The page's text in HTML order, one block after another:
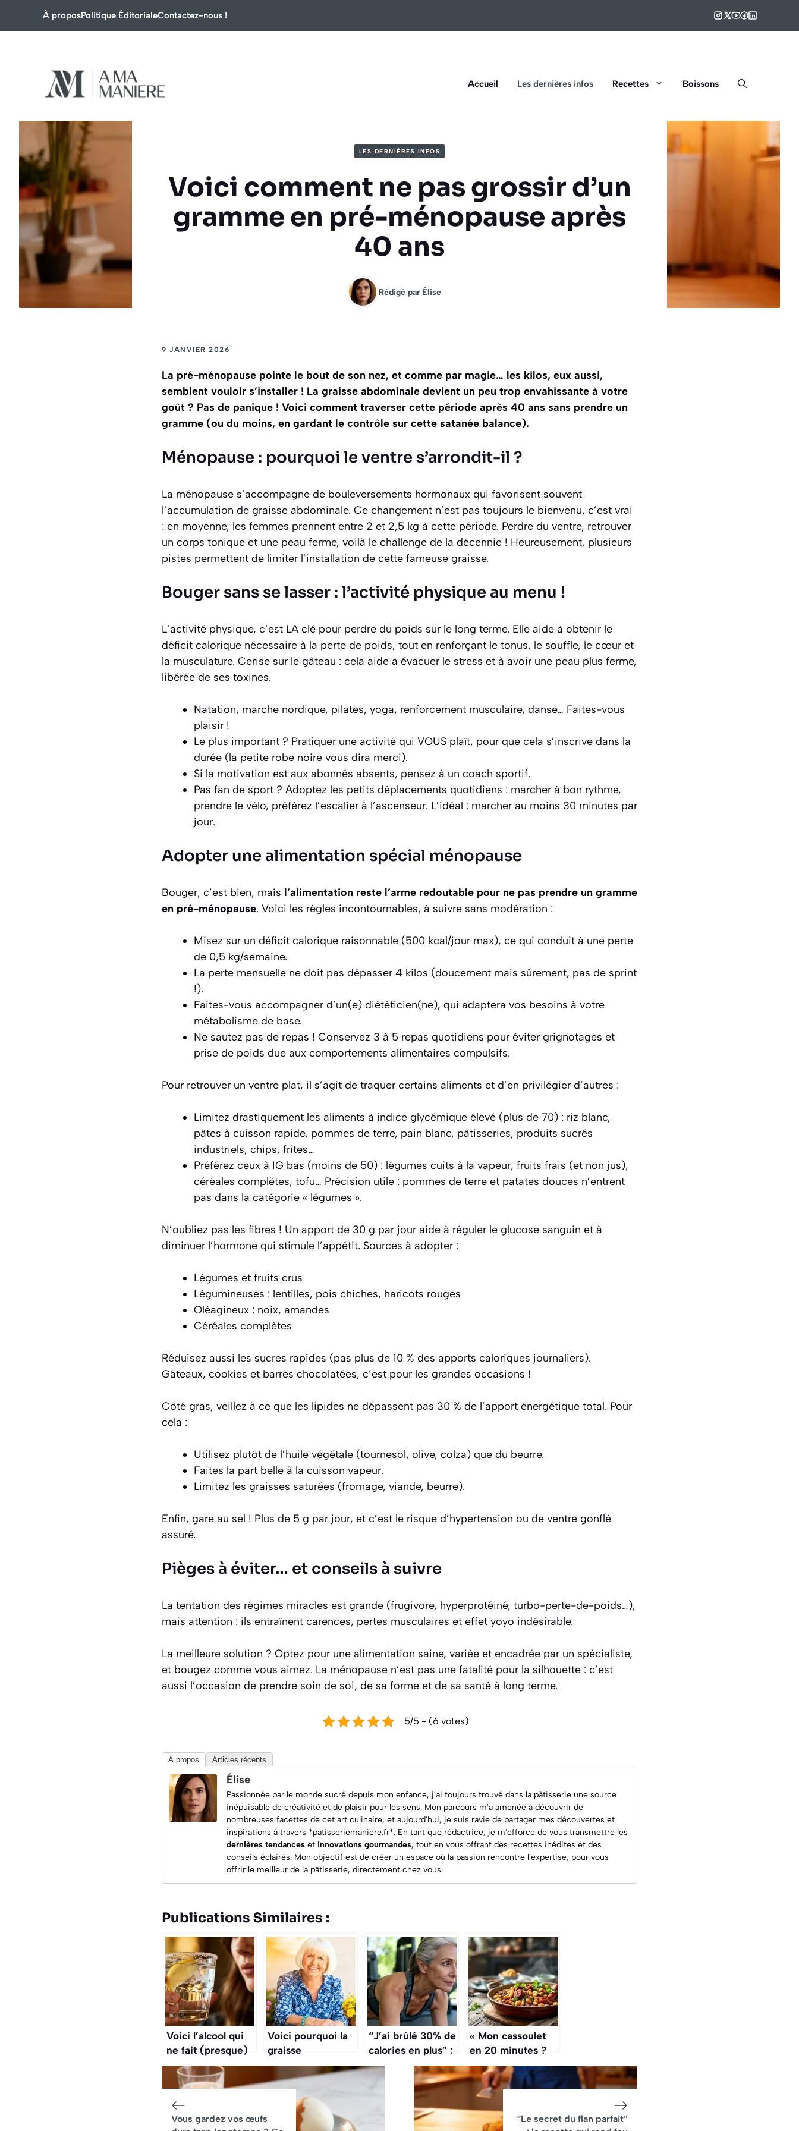
À proposPolitique ÉditorialeContactez-nous !
Accueil Les dernières infos Recettes Boissons
LES DERNIÈRES INFOS
Voici comment ne pas grossir d’un
gramme en pré-ménopause après
40 ans
Rédigé par Élise
9 JANVIER 2026
La pré-ménopause pointe le bout de son nez, et comme par magie… les kilos, eux aussi,
semblent vouloir s’installer ! La graisse abdominale devient un peu trop envahissante à votre
goût ? Pas de panique ! Voici comment traverser cette période après 40 ans sans prendre un
gramme (ou du moins, en gardant le contrôle sur cette satanée balance).
Ménopause : pourquoi le ventre s’arrondit-il ?
La ménopause s’accompagne de bouleversements hormonaux qui favorisent souvent
l’accumulation de graisse abdominale. Ce changement n’est pas toujours le bienvenu, c’est vrai
: en moyenne, les femmes prennent entre 2 et 2,5 kg à cette période. Perdre du ventre, retrouver
un corps tonique et une peau ferme, voilà le challenge de la décennie ! Heureusement, plusieurs
pistes permettent de limiter l’installation de cette fameuse graisse.
Bouger sans se lasser : l’activité physique au menu !
L’activité physique, c’est LA clé pour perdre du poids sur le long terme. Elle aide à obtenir le
déficit calorique nécessaire à la perte de poids, tout en renforçant le tonus, le souffle, le cœur et
la musculature. Cerise sur le gâteau : cela aide à évacuer le stress et à avoir une peau plus ferme,
libérée de ses toxines.
Natation, marche nordique, pilates, yoga, renforcement musculaire, danse… Faites-vous
plaisir !
Le plus important ? Pratiquer une activité qui VOUS plaît, pour que cela s’inscrive dans la
durée (la petite robe noire vous dira merci).
Si la motivation est aux abonnés absents, pensez à un coach sportif.
Pas fan de sport ? Adoptez les petits déplacements quotidiens : marcher à bon rythme,
prendre le vélo, préférez l’escalier à l’ascenseur. L’idéal : marcher au moins 30 minutes par
jour.
Adopter une alimentation spécial ménopause
Bouger, c’est bien, mais l’alimentation reste l’arme redoutable pour ne pas prendre un gramme
en pré-ménopause. Voici les règles incontournables, à suivre sans modération :
Misez sur un déficit calorique raisonnable (500 kcal/jour max), ce qui conduit à une perte
de 0,5 kg/semaine.
La perte mensuelle ne doit pas dépasser 4 kilos (doucement mais sûrement, pas de sprint
!).
Faites-vous accompagner d’un(e) diététicien(ne), qui adaptera vos besoins à votre
métabolisme de base.
Ne sautez pas de repas ! Conservez 3 à 5 repas quotidiens pour éviter grignotages et
prise de poids due aux comportements alimentaires compulsifs.
Pour retrouver un ventre plat, il s’agit de traquer certains aliments et d’en privilégier d’autres :
Limitez drastiquement les aliments à indice glycémique élevé (plus de 70) : riz blanc,
pâtes à cuisson rapide, pommes de terre, pain blanc, pâtisseries, produits sucrés
industriels, chips, frites…
Préférez ceux à IG bas (moins de 50) : légumes cuits à la vapeur, fruits frais (et non jus),
céréales complètes, tofu… Précision utile : pommes de terre et patates douces n’entrent
pas dans la catégorie « légumes ».
N’oubliez pas les fibres ! Un apport de 30 g par jour aide à réguler le glucose sanguin et à
diminuer l’hormone qui stimule l’appétit. Sources à adopter :
Légumes et fruits crus
Légumineuses : lentilles, pois chiches, haricots rouges
Oléagineux : noix, amandes
Céréales complètes
Réduisez aussi les sucres rapides (pas plus de 10 % des apports caloriques journaliers).
Gâteaux, cookies et barres chocolatées, c’est pour les grandes occasions !
Côté gras, veillez à ce que les lipides ne dépassent pas 30 % de l’apport énergétique total. Pour
cela :
Utilisez plutôt de l’huile végétale (tournesol, olive, colza) que du beurre.
Faites la part belle à la cuisson vapeur.
Limitez les graisses saturées (fromage, viande, beurre).
Enfin, gare au sel ! Plus de 5 g par jour, et c’est le risque d’hypertension ou de ventre gonflé
assuré.
Pièges à éviter… et conseils à suivre
La tentation des régimes miracles est grande (frugivore, hyperprotéiné, turbo-perte-de-poids…),
mais attention : ils entraînent carences, pertes musculaires et effet yoyo indésirable.
La meilleure solution ? Optez pour une alimentation saine, variée et encadrée par un spécialiste,
et bougez comme vous aimez. La ménopause n’est pas une fatalité pour la silhouette : c’est
aussi l’occasion de prendre soin de soi, de sa forme et de sa santé à long terme.
5/5 - (6 votes)
À propos Articles récents
Élise
Passionnée par le monde sucré depuis mon enfance, j'ai toujours trouvé dans la pâtisserie une source
inépuisable de créativité et de plaisir pour les sens. Mon parcours m'a amenée à découvrir de
nombreuses facettes de cet art culinaire, et aujourd'hui, je suis ravie de partager mes découvertes et
inspirations à travers *patisseriemaniere.fr*. En tant que rédactrice, je m'efforce de vous transmettre les
dernières tendances et innovations gourmandes, tout en vous offrant des recettes inédites et des
conseils éclairés. Mon objectif est de créer un espace où la passion rencontre l'expertise, pour vous
offrir le meilleur de la pâtisserie, directement chez vous.
Publications Similaires :
Voici l’alcool qui
ne fait (presque)
pas grossir le
ventre selon les
Voici pourquoi la
graisse
abdominale
résiste après 75
ans et que faire
“J’ai brûlé 30% de
calories en plus” :
le sport
recommandé
après 50 ans
« Mon cassoulet
en 20 minutes ?
Mes invités n’y
croient pas ! » :
voici l’astuce de
Laurent Mariotte
qui sauve vos
Vous gardez vos œufs
“Le secret du flan parfait”